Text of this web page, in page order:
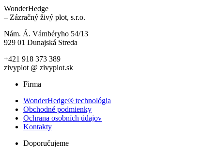
WonderHedge
– Zázračný živý plot, s.r.o.
Nám. Á. Vámbéryho 54/13
929 01 Dunajská Streda
+421 918 373 389
zivyplot @ zivyplot.sk
Firma
WonderHedge® technológia
Obchodné podmienky
Ochrana osobních údajov
Kontakty
Doporučujeme